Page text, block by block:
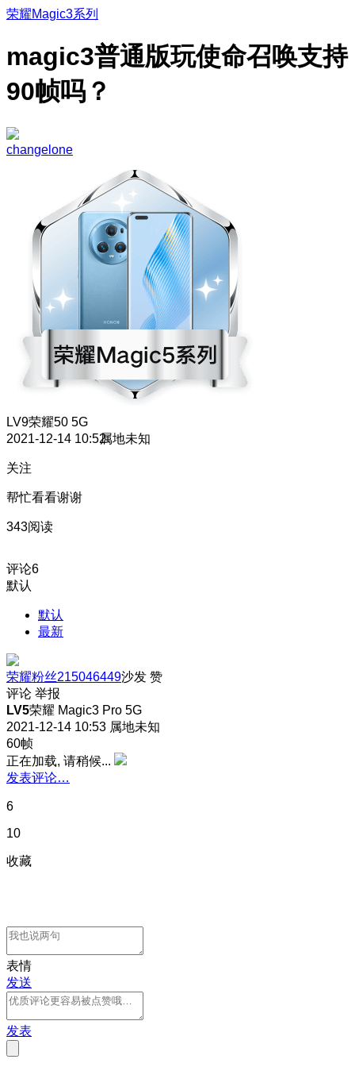
荣耀Magic3系列
magic3普通版玩使命召唤支持
90帧吗？
changelone
LV9荣耀50 5G
2021-12-14 10:52属地未知
关注
帮忙看看谢谢
343阅读
评论6
默认
默认
最新
荣耀粉丝215046449沙发 赞
评论 举报
LV5荣耀 Magic3 Pro 5G
2021-12-14 10:53 属地未知
60帧
正在加载, 请稍候...
发表评论…
6
10
收藏
表情
发送
发表